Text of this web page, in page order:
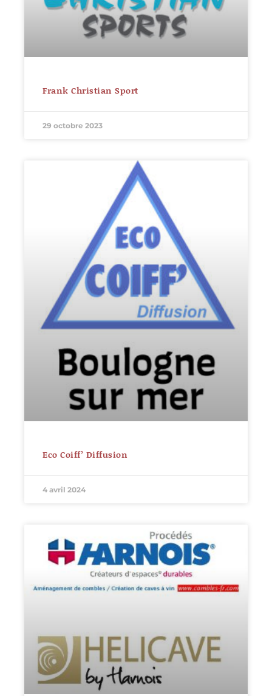
Frank Christian Sport
29 octobre 2023
Eco Coiff’ Diffusion
4 avril 2024